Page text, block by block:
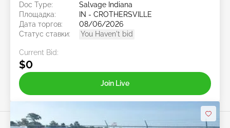
Doc Type:
Salvage Indiana
Площадка:
IN - CROTHERSVILLE
Дата торгов:
08/06/2026
Статус ставки:
You Haven't bid
Current Bid:
$0
Join Live